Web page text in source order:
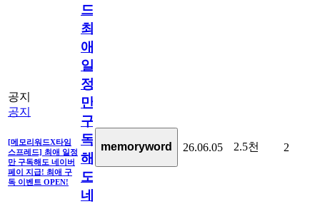
공지
공지
[메모리워드X타임
스프레드] 최애 일정
만 구독해도 네이버
페이 지급! 최애 구
독 이벤트 OPEN!
드]
최
애
일
정
만
구
독
해
도
네
memoryword 26.06.05 2.5천 2